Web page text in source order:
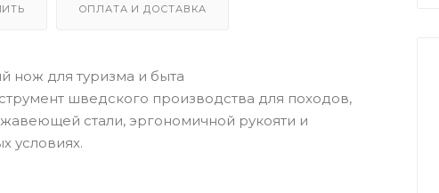
ОПЛАТА И ДОСТАВКА
нож для туризма и быта
шведского производства для походов,
стали, эргономичной рукояти и
условиях.